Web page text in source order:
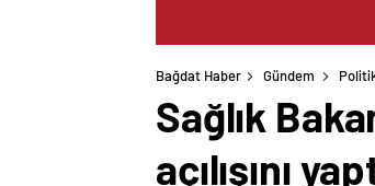
Bağdat Haber Gündem
Sağlık
açılışını